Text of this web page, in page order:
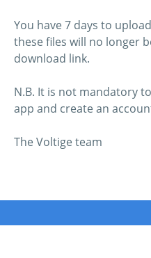
You have 7 days to
these files will no longer
download link.
N.B. It is not mandatory
app and create an
The Voltige team